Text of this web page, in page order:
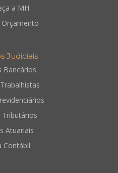
a MH
Orçamento
Judiciais
Bancários
Tributários
Atuariais
Contábil